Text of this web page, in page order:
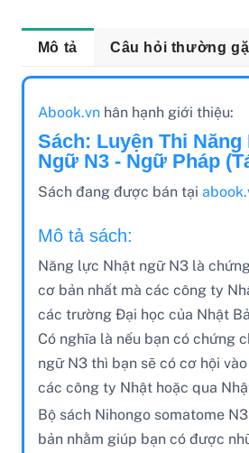
Mô tả Câu hỏi thường
Abook.vnhân hạnh giới thiệu:
Sách: Luyện Thi
Ngữ N3 - Ngữ Pháp
Sách đang được bán tại
Mô tả sách:
Năng lực Nhật ngữ N3 là
cơ bản nhất mà các công ty
các trường Đại học của Nhật
Có nghĩa là nếu bạn có chứng
ngữ N3 thì bạn sẽ có cơ hội
các công ty Nhật hoặc qua
Bộ sách Nihongo somatome
bản nhằm giúp bạn có được